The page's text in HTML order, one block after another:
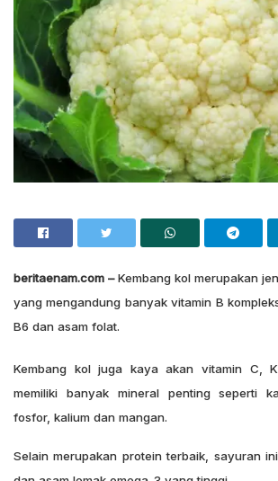
beritaenam.com –Kembang kol merupakan
yang mengandung banyak vitamin B
B6 dan asam folat.
Kembang kol juga kaya akan vitamin C,
memiliki banyak mineral penting seperti
fosfor, kalium dan mangan.
Selain merupakan protein terbaik, sayuran